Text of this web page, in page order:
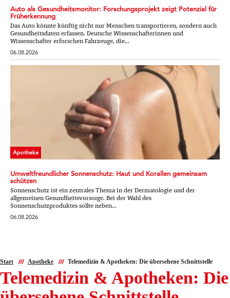
Auto als Gesundheitsmonitor: Forschungsprojekt zeigt Potenzial für
Früherkennung
Das Auto könnte künftig nicht nur Menschen transportieren, sondern auch
Gesundheitsdaten erfassen. Deutsche Wissenschafterinnen und
Wissenschafter erforschen Fahrzeuge, die...
06.08.2026
Apotheke
Umweltfreundlicher Sonnenschutz: Haut und Korallen gemeinsam
schützen
Sonnenschutz ist ein zentrales Thema in der Dermatologie und der
allgemeinen Gesundheitsvorsorge. Bei der Wahl des
Sonnenschutzproduktes sollte neben...
06.08.2026